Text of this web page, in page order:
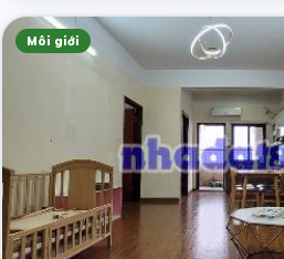
Môi giới